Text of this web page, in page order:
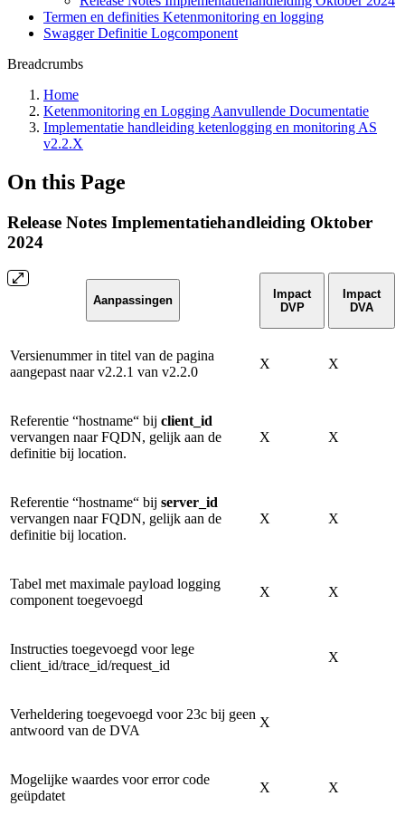
Termen en definities Ketenmonitoring en logging
Swagger Definitie Logcomponent
Breadcrumbs
Home
Ketenmonitoring en Logging Aanvullende Documentatie
Implementatie handleiding ketenlogging en monitoring AS
v2.2.X
On this Page
Release Notes Implementatiehandleiding Oktober
2024
Aanpassingen
Impact
DVP
Impact
DVA
Versienummer in titel van de pagina
aangepast naar v2.2.1 van v2.2.0
X X
Referentie “hostname“ bij client_id
vervangen naar FQDN, gelijk aan de
definitie bij location.
X X
Referentie “hostname“ bij server_id
vervangen naar FQDN, gelijk aan de
definitie bij location.
X X
Tabel met maximale payload logging
component toegevoegd
X X
Instructies toegevoegd voor lege
client_id/trace_id/request_id
X
Verheldering toegevoegd voor 23c bij geen
antwoord van de DVA
X
Mogelijke waardes voor error code
geüpdatet
X X